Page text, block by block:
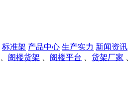
标准架 产品中心 生产实力 新闻资讯
阁楼货架 阁楼平台 货架厂家